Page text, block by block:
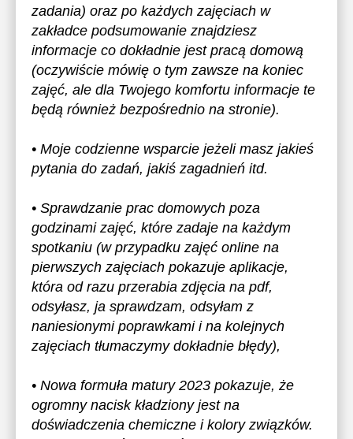
zadania) oraz po każdych zajęciach w
zakładce podsumowanie znajdziesz
informacje co dokładnie jest pracą domową
(oczywiście mówię o tym zawsze na koniec
zajęć, ale dla Twojego komfortu informacje te
będą również bezpośrednio na stronie).
• Moje codzienne wsparcie jeżeli masz jakieś
pytania do zadań, jakiś zagadnień itd.
• Sprawdzanie prac domowych poza
godzinami zajęć, które zadaje na każdym
spotkaniu (w przypadku zajęć online na
pierwszych zajęciach pokazuje aplikacje,
która od razu przerabia zdjęcia na pdf,
odsyłasz, ja sprawdzam, odsyłam z
naniesionymi poprawkami i na kolejnych
zajęciach tłumaczymy dokładnie błędy),
• Nowa formuła matury 2023 pokazuje, że
ogromny nacisk kładziony jest na
doświadczenia chemiczne i kolory związków.